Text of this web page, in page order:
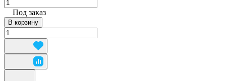
Под заказ
В корзину